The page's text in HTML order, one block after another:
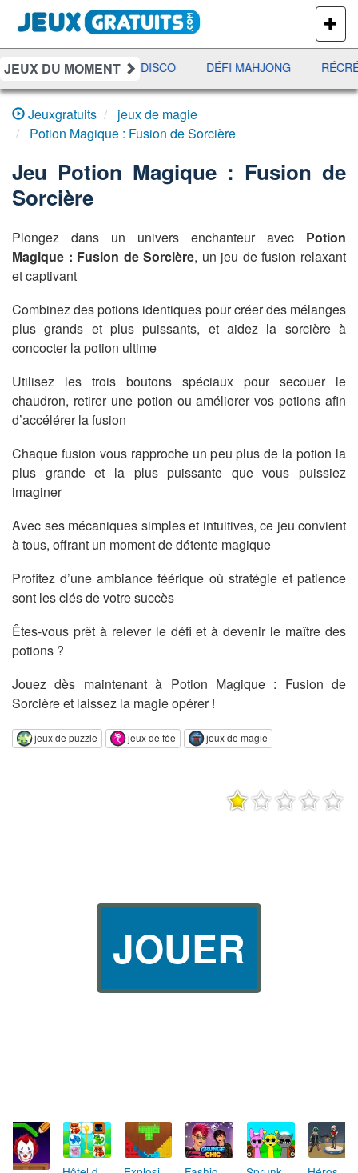
PLUS
DE
JEUX
JEUX DU MOMENT
YAHTZEE UNO DISCO DÉFI MAHJONG
Jeuxgratuits
jeux de magie
Potion Magique : Fusion de Sorcière
Jeu Potion Magique : Fusion de
Sorcière
Plongez dans un univers enchanteur avec Potion
Magique : Fusion de Sorcière, un jeu de fusion relaxant
et captivant
Combinez des potions identiques pour créer des mélanges
plus grands et plus puissants, et aidez la sorcière à
concocter la potion ultime
Utilisez les trois boutons spéciaux pour secouer le
chaudron, retirer une potion ou améliorer vos potions afin
d’accélérer la fusion
Chaque fusion vous rapproche un peu plus de la potion la
plus grande et la plus puissante que vous puissiez
imaginer
Avec ses mécaniques simples et intuitives, ce jeu convient
à tous, offrant un moment de détente magique
Profitez d’une ambiance féérique où stratégie et patience
sont les clés de votre succès
Êtes-vous prêt à relever le défi et à devenir le maître des
potions ?
Jouez dès maintenant à Potion Magique : Fusion de
Sorcière et laissez la magie opérer !
jeux de puzzle jeux de fée jeux de magie
JOUER